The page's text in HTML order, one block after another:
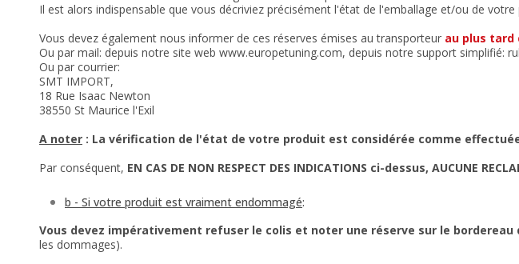
Il est alors indispensable que vous décriviez précisément l'état de l'emballage et/ou de
Vous devez également nous informer de ces réserves émises au transporteur au plus tard
Ou par mail: depuis notre site web www.europetuning.com, depuis notre support simplifié:
Ou par courrier:
SMT IMPORT,
18 Rue Isaac Newton
38550 St Maurice l'Exil
A noter : La vérification de l'état de votre produit est considérée comme
Par conséquent, EN CAS DE NON RESPECT DES INDICATIONS ci-dessus, AUCUNE
b - Si votre produit est vraiment endommagé:
Vous devez impérativement refuser le colis et noter une réserve sur le bordereau
les dommages).